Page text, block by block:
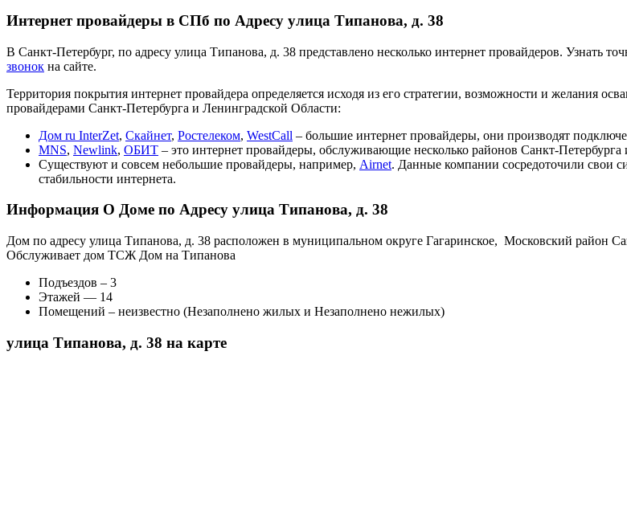
Интернет провайдеры в СПб по Адресу улица Типанова, д. 38
В Санкт-Петербург, по адресу улица Типанова, д. 38 представлено несколько интернет провайдеров. Узнать
звонок на сайте.
Территория покрытия интернет провайдера определяется исходя из его стратегии, возможности и желания
провайдерами Санкт-Петербурга и Ленинградской Области:
Дом ru InterZet, Скайнет, Ростелеком, WestCall – большие интернет провайдеры, они производят
MNS, Newlink, ОБИТ – это интернет провайдеры, обслуживающие несколько районов Санкт-Петербурга
Существуют и совсем небольшие провайдеры, например, Airnet. Данные компании сосредоточили свои
стабильности интернета.
Информация О Доме по Адресу улица Типанова, д. 38
Дом по адресу улица Типанова, д. 38 расположен в муниципальном округе Гагаринское, Московский район
Обслуживает дом ТСЖ Дом на Типанова
Подъездов – 3
Этажей — 14
Помещений – неизвестно (Незаполнено жилых и Незаполнено нежилых)
улица Типанова, д. 38 на карте